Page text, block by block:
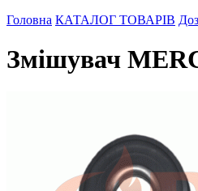
Головна КАТАЛОГ ТОВАРІВ
Змішувач